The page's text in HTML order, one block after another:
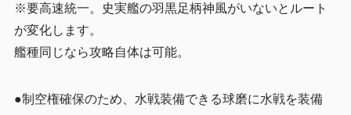
※要高速統一。史実艦の羽黒足柄神風がいないとルート
が変化します。
艦種同じなら攻略自体は可能。
●制空権確保のため、水戦装備できる球磨に水戦を装備